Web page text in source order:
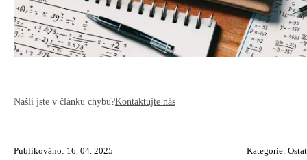
Našli jste v článku chybu?Kontaktujte nás
Publikováno: 16. 04. 2025 Kategorie: